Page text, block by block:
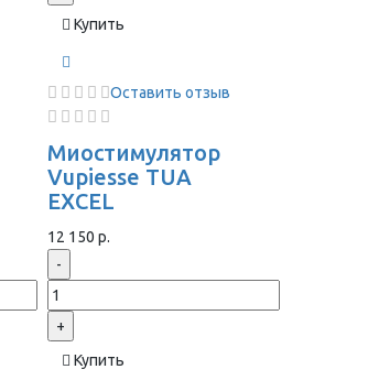
Купить
Оставить отзыв
Миостимулятор
Vupiesse TUA
EXCEL
12 150 р.
-
+
Купить